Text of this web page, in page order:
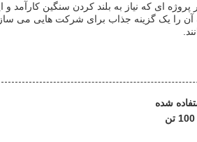
ای که نیاز به بلند کردن سنگین کارآمد
آن را یک گزینه جذاب برای شرکت هایی می
شده